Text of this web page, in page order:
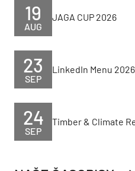
AUG
19 JAGA CUP 2026
SEP
23 LinkedIn Menu 2026
SEP
24 Timber & Climate